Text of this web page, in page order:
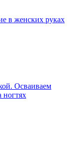
в женских руках
Осваиваем
ногтях